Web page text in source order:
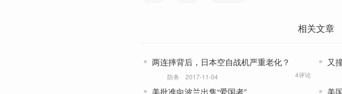
相关文章
两连摔背后，日本空自战机严重老化？
防务 2017-11-04 4评论
又